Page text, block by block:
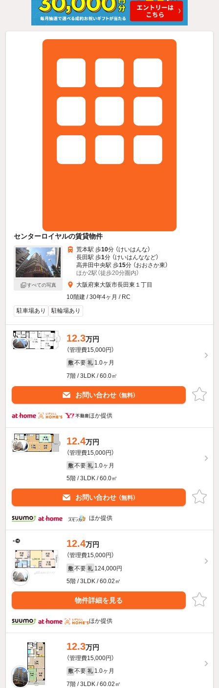
センターロイヤルの賃貸物件
すべての写真
荒本駅 歩10分 （けいはんな）
長田駅 歩1分 （けいはんななど）
高井田中央駅 歩15分 （おおさか東）
ほか2駅（徒歩20分圏内）
大阪府東大阪市長田東１丁目
10階建 / 30年4ヶ月 / RC
駐車場あり
駐輪場あり
12.3万円
（管理費15,000円）
敷 不要 礼 1.0ヶ月
7階 / 3LDK / 60.0㎡
お問い合わせ （無料）
ほか提供
12.4万円
（管理費15,000円）
敷 不要 礼 1.0ヶ月
5階 / 3LDK / 60.0㎡
お問い合わせ （無料）
ほか提供
12.4万円
（管理費15,000円）
敷 不要 礼 124,000円
5階 / 3LDK / 60.02㎡
物件詳細を見る
ほか提供
12.3万円
（管理費15,000円）
敷 不要 礼 1.0ヶ月
7階 / 3LDK / 60.02㎡